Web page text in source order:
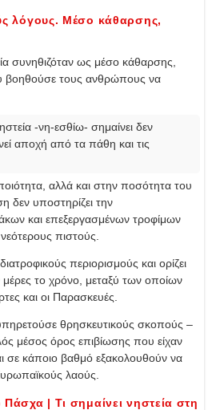
λόγους. Μέσο κάθαρσης,
συνηθιζόταν ως μέσο κάθαρσης,
βοηθούσε τους ανθρώπους να
-νη-εσθίω- σημαίνει δεν
αποχή από τα πάθη και τις
αλλά και στην ποσότητα του
δεν υποστηρίζει την
και επεξεργασμένων τροφίμων
πιστούς.
περιορισμούς και ορίζει
μέρες το χρόνο, μεταξύ των οποίων
και οι Παρασκευές.
θρησκευτικούς σκοπούς –
μέσος όρος επιβίωσης που είχαν
σε κάποιο βαθμό εξακολουθούν να
λαούς.
| Τι σημαίνει νηστεία στη